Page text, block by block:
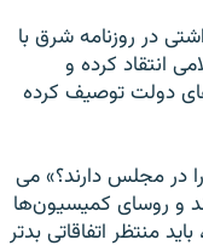
در روزنامه شرق با
انتقاد کرده و
دولت توصيف کرده
در مجلس دارند؟» می
و روسای کميسيون‌ها
منتظر اتفاقاتی بدتر